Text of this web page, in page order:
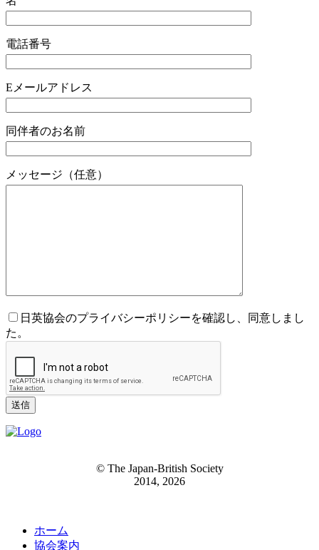
電話番号
Eメールアドレス
同伴者のお名前
メッセージ（任意）
日英協会のプライバシーポリシーを確認し、同意しまし
た。
© The Japan-British Society
2014, 2026
ホーム
協会案内